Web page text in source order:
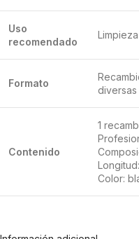
Uso
recomendado
Formato
diversas
Contenido
1
Color: